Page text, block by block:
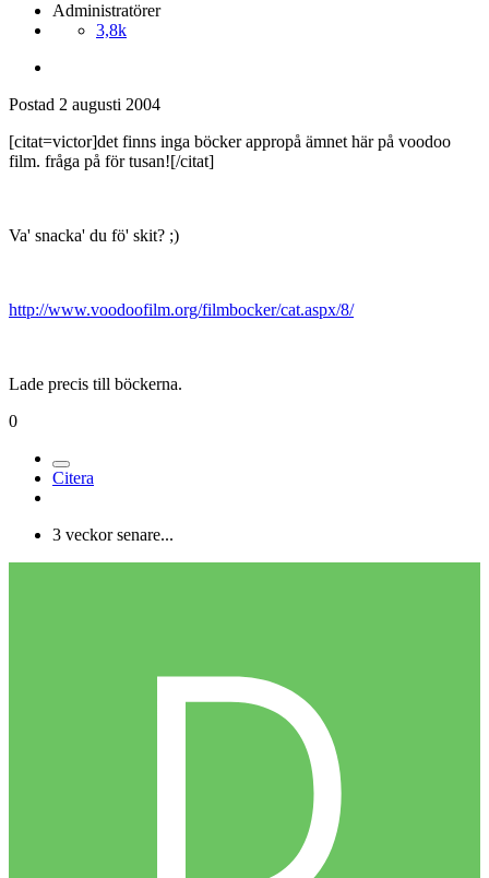
Administratörer
3,8k
Postad 2 augusti 2004
[citat=victor]det finns inga böcker appropå ämnet här på voodoo
film. fråga på för tusan![/citat]
Va' snacka' du fö' skit? ;)
http://www.voodoofilm.org/filmbocker/cat.aspx/8/
Lade precis till böckerna.
0
Citera
3 veckor senare...